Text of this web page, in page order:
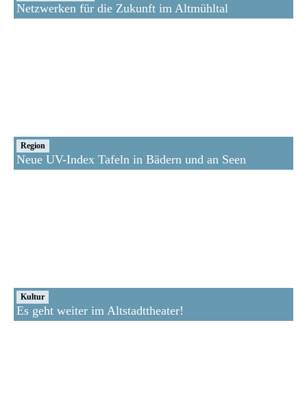
Netzwerken für die Zukunft im Altmühltal
Region
Neue UV-Index Tafeln in Bädern und an Seen
Kultur
Es geht weiter im Altstadttheater!